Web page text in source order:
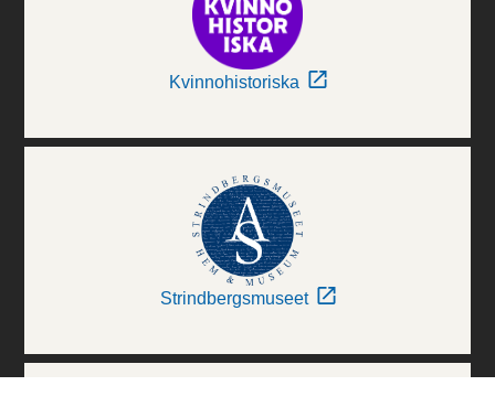
Kvinnohistoriska
Strindbergsmuseet